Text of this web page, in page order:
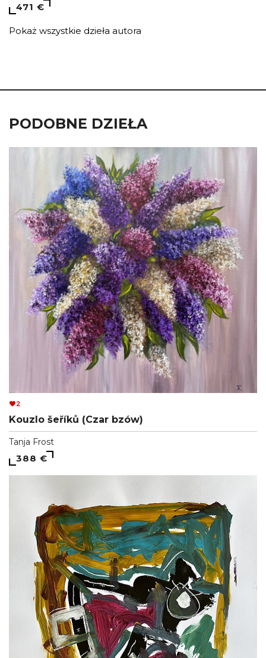
471 €
Pokaż wszystkie dzieła autora
PODOBNE DZIEŁA
2
Kouzlo šeříků (Czar bzów)
Tanja Frost
388 €